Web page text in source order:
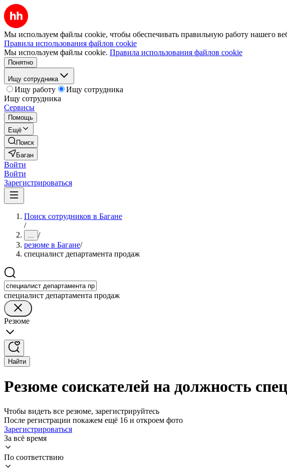
Мы используем файлы cookie, чтобы обеспечивать правильную работу нашего
Правила использования файлов cookie
Мы используем файлы cookie. Правила использования файлов cookie
Понятно
Ищу сотрудника
Ищу работу
Ищу сотрудника
Ищу сотрудника
Сервисы
Помощь
Ещё
Поиск
Баган
Войти
Войти
Зарегистрироваться
Поиск сотрудников в Багане
/
... /
резюме в Багане/
специалист департамента продаж
специалист департамента продаж
Резюме
Найти
Резюме соискателей на должность
Чтобы видеть все резюме, зарегистрируйтесь
После регистрации покажем ещё 16 и откроем фото
Зарегистрироваться
За всё время
По соответствию